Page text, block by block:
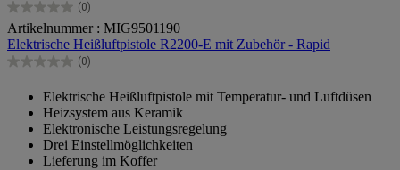
(0)
0.0
von
5
Sternen.
Artikelnummer : MIG9501190
Elektrische Heißluftpistole R2200-E mit Zubehör - Rapid
(0)
0.0
Sternen.
Elektrische Heißluftpistole mit Temperatur- und Luftdüsen
Heizsystem aus Keramik
Elektronische Leistungsregelung
Drei Einstellmöglichkeiten
Lieferung im Koffer